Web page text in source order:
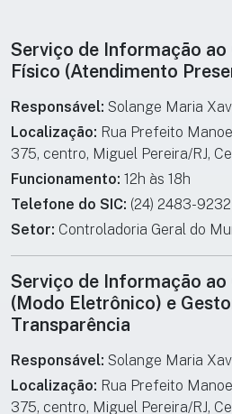
Informações
Serviço de Informação ao
Físico (Atendimento
Responsável: Solange Maria
Localização: Rua Prefeito
375, centro, Miguel Pereira/RJ,
Funcionamento: 12h às 18h
Telefone do SIC: (24) 2483-9232
Setor: Controladoria Geral do
Serviço de Informação ao
(Modo Eletrônico) e
Transparência
Responsável: Solange Maria
Localização: Rua Prefeito
375, centro, Miguel Pereira/RJ,